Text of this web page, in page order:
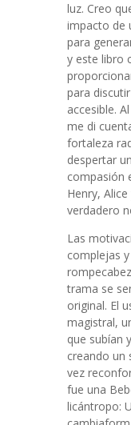
luz. Creo
impacto de
para
y este libro
para
accesible.
me di
fortaleza
despertar
compasión
Henry,
verdadero
Las
complejas
trama se
original. El
magistral,
que subían
creando un
vez
fue una
licántropo: